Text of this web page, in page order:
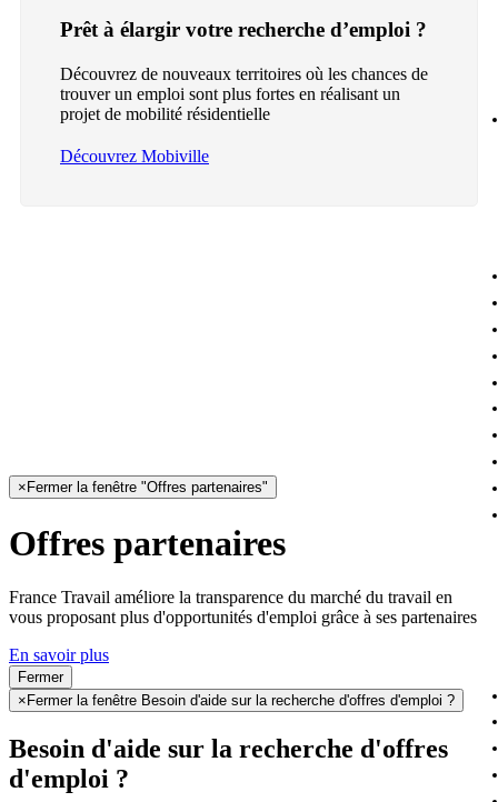
Prêt à élargir votre recherche d’emploi ?
Découvrez de nouveaux territoires où les chances de
trouver un emploi sont plus fortes en réalisant un
projet de mobilité résidentielle
Découvrez Mobiville
× Fermer la fenêtre "Offres partenaires"
Offres partenaires
France Travail améliore la transparence du marché du travail en
vous proposant plus d'opportunités d'emploi grâce à ses partenaires
En savoir plus
Fermer
× Fermer la fenêtre Besoin d'aide sur la recherche d'offres d'emploi ?
Besoin d'aide sur la recherche d'offres
d'emploi ?